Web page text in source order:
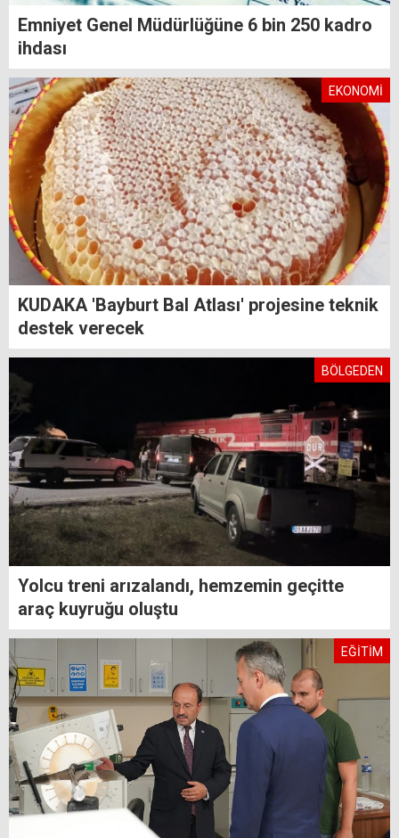
Emniyet Genel Müdürlüğüne 6 bin 250 kadro
ihdası
EKONOMİ
KUDAKA 'Bayburt Bal Atlası' projesine teknik
destek verecek
BÖLGEDEN
Yolcu treni arızalandı, hemzemin geçitte
araç kuyruğu oluştu
EĞİTİM